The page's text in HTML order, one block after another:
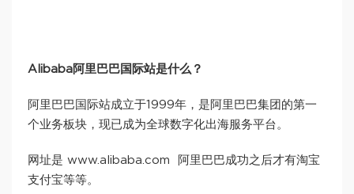
Alibaba阿里巴巴国际站是什么？
阿里巴巴国际站成立于1999年，是阿里巴巴集团的第一
个业务板块，现已成为全球数字化出海服务平台。
网址是 www.alibaba.com 阿里巴巴成功之后才有淘宝
支付宝等等。